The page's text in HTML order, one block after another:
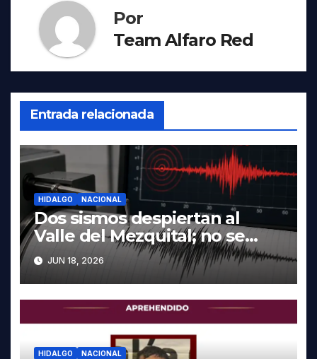
Por
Team Alfaro Red
Entrada relacionada
HIDALGO NACIONAL
Dos sismos despiertan al
Valle del Mezquital; no se
reportan daños en Hidalgo
JUN 18, 2026
HIDALGO NACIONAL